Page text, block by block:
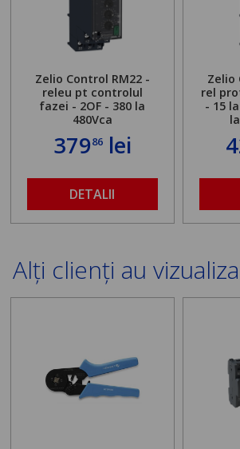
Zelio Control RM22 -
releu pt controlul
fazei - 2OF - 380 la
480Vca
37986lei
DETALII
Zelio
rel
- 15
Alți clienți au